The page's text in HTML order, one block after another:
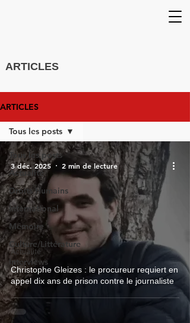
ARTICLES
ARTICLES
Tous les posts
Actualité
Droits Humains
International
Mémoire
Culture/Littérature
Interviews
Tous les posts
Christophe Gleizes : le procureur requiert en
appel dix ans de prison contre le journaliste
Actualité
3 déc. 2025 2 min de lecture